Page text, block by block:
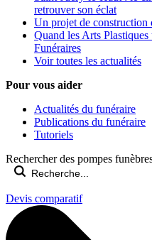
retrouver son éclat
Un projet de construction
Quand les Arts
Funéraires
Voir toutes les actualités
Pour vous aider
Actualités du funéraire
Publications du funéraire
Tutoriels
Rechercher des pompes
Devis comparatif